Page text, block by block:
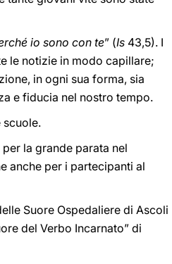
io sono con te” (Is 43,5). I
le notizie in modo capillare;
in ogni sua forma, sia
e fiducia nel nostro tempo.
scuole.
la grande parata nel
anche per i partecipanti al
Suore Ospedaliere di Ascoli
del Verbo Incarnato” di